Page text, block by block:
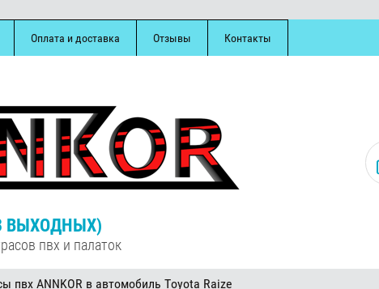
Оплата и доставка Отзывы Контакты
ВЫХОДНЫХ)
пвх и палаток
пвх ANNKOR в автомобиль Toyota Raize